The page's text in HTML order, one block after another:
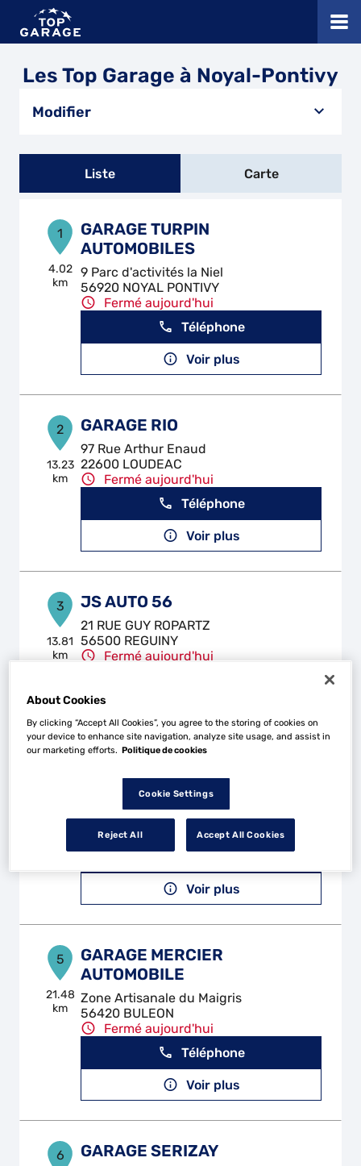
Les Top Garage à Noyal-Pontivy
Modifier
Liste Carte
1
4.02
km
GARAGE TURPIN
AUTOMOBILES
9 Parc d'activités la Niel
56920 NOYAL PONTIVY
Fermé aujourd'hui
Téléphone
Voir plus
2
13.23
km
GARAGE RIO
97 Rue Arthur Enaud
22600 LOUDEAC
Fermé aujourd'hui
Téléphone
Voir plus
3
13.81
km
JS AUTO 56
21 RUE GUY ROPARTZ
56500 REGUINY
Fermé aujourd'hui
19.57
MECA AUTO
La Madeleine
56500 MOREAC
Fermé aujourd'hui
Téléphone
Voir plus
5
21.48
km
GARAGE MERCIER
AUTOMOBILE
Zone Artisanale du Maigris
56420 BULEON
Fermé aujourd'hui
Téléphone
Voir plus
6 GARAGE SERIZAY
About Cookies
By clicking “Accept All Cookies”, you agree to the storing of cookies on
your device to enhance site navigation, analyze site usage, and assist in
our marketing efforts. Politique de cookies
Cookie Settings
Reject All Accept All Cookies